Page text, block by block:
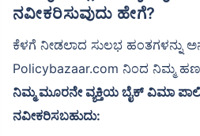
ನವೀಕರಿಸುವುದು ಹೇಗೆ?
ಕೆಳಗೆ ನೀಡಲಾದ ಸುಲಭ ಹಂತಗಳನ್ನು
Policybazaar.com ನಿಂದ ನಿಮ್ಮ
ನಿಮ್ಮ ಮೂರನೇ ವ್ಯಕ್ತಿಯ ಬೈಕ್ ವಿಮಾ
ನವೀಕರಿಸಬಹುದು: